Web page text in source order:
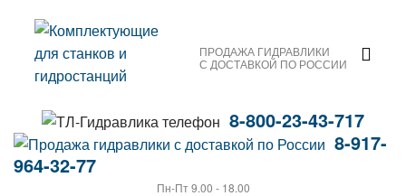
ПРОДАЖА ГИДРАВЛИКИ
С ДОСТАВКОЙ ПО РОССИИ
8-800-23-43-717
8-917-
964-32-77
Пн-Пт 9.00 - 18.00